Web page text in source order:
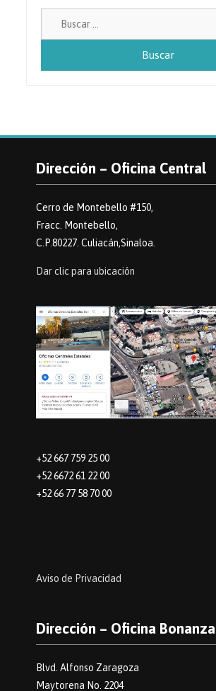
Dirección – Oficina Central
Cerro de Montebello #150,
Fracc. Montebello,
C.P.80227. Culiacán,Sinaloa.
Dar clic para ubicación
+52 667 759 25 00
+52 6672 61 22 00
+52 66 77 58 70 00
Aviso de Privacidad
Dirección – Oficina Bonanza
Blvd. Alfonso Zaragoza
Maytorena No. 2204